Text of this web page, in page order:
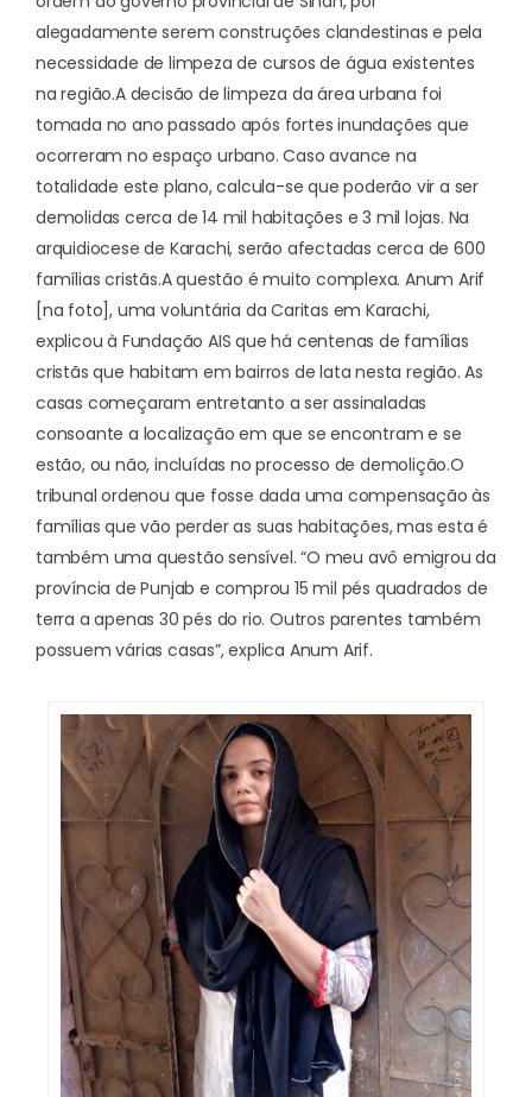
alegadamente serem construções clandestinas e pela
necessidade de limpeza de cursos de água existentes
na região.A decisão de limpeza da área urbana foi
tomada no ano passado após fortes inundações que
ocorreram no espaço urbano. Caso avance na
totalidade este plano, calcula-se que poderão vir a ser
demolidas cerca de 14 mil habitações e 3 mil lojas. Na
arquidiocese de Karachi, serão afectadas cerca de 600
famílias cristãs.A questão é muito complexa. Anum Arif
[na foto], uma voluntária da Caritas em Karachi,
explicou à Fundação AIS que há centenas de famílias
cristãs que habitam em bairros de lata nesta região. As
casas começaram entretanto a ser assinaladas
consoante a localização em que se encontram e se
estão, ou não, incluídas no processo de demolição.O
tribunal ordenou que fosse dada uma compensação às
famílias que vão perder as suas habitações, mas esta é
também uma questão sensível. “O meu avô emigrou da
província de Punjab e comprou 15 mil pés quadrados de
terra a apenas 30 pés do rio. Outros parentes também
possuem várias casas”, explica Anum Arif.